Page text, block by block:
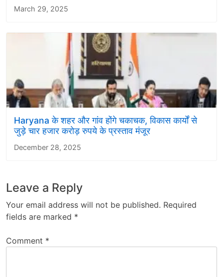
March 29, 2025
Haryana के शहर और गांव होंगे चकाचक, विकास कार्यों से
जुड़े चार हजार करोड़ रुपये के प्रस्ताव मंजूर
December 28, 2025
Leave a Reply
Your email address will not be published. Required
fields are marked *
Comment *